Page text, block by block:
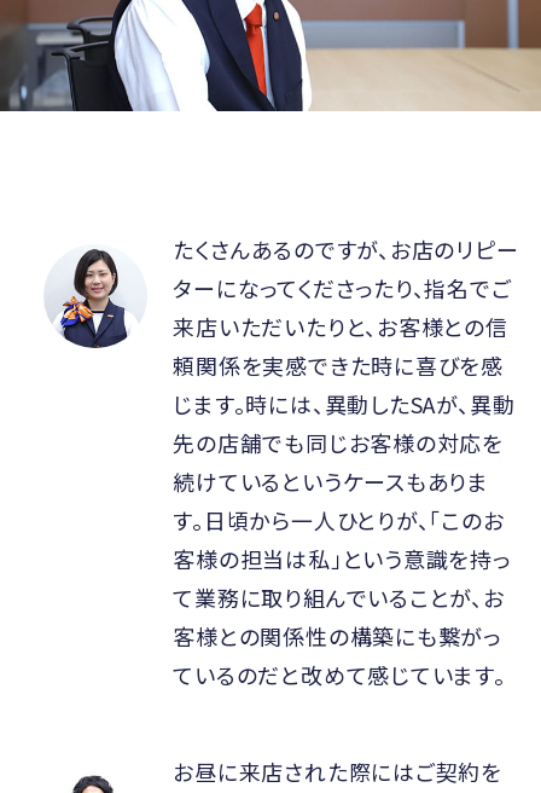
たくさんあるのですが、お店のリピー
ターになってくださったり、指名でご
来店いただいたりと、お客様との信
頼関係を実感できた時に喜びを感
じます。時には、異動したSAが、異動
先の店舗でも同じお客様の対応を
続けているというケースもありま
す。日頃から一人ひとりが、「このお
客様の担当は私」という意識を持っ
て業務に取り組んでいることが、お
客様との関係性の構築にも繋がっ
ているのだと改めて感じています。
お昼に来店された際にはご契約を